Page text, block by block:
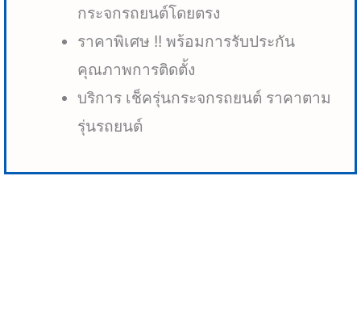
กระจกรถยนต์โดยตรง
ราคาพิเศษ !! พร้อมการรับประกัน
คุณภาพการติดตั้ง
บริการ เช็ครุ่นกระจกรถยนต์ ราคาตาม
รุ่นรถยนต์